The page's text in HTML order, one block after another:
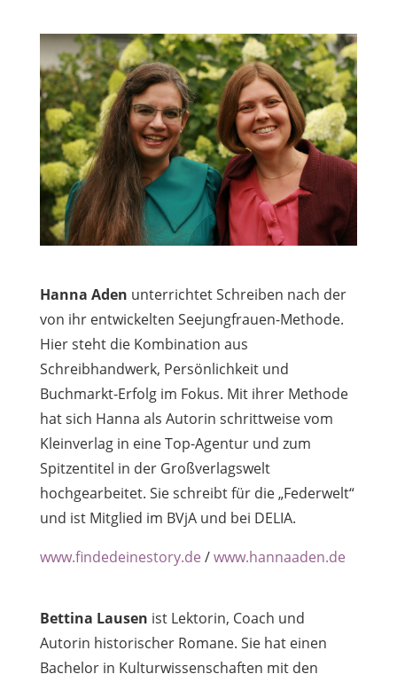
Hanna Aden unterrichtet Schreiben nach der
von ihr entwickelten Seejungfrauen-Methode.
Hier steht die Kombination aus
Schreibhandwerk, Persönlichkeit und
Buchmarkt-Erfolg im Fokus. Mit ihrer Methode
hat sich Hanna als Autorin schrittweise vom
Kleinverlag in eine Top-Agentur und zum
Spitzentitel in der Großverlagswelt
hochgearbeitet. Sie schreibt für die „Federwelt“
und ist Mitglied im BVjA und bei DELIA.
www.findedeinestory.de /www.hannaaden.de
Bettina Lausen ist Lektorin, Coach und
Autorin historischer Romane. Sie hat einen
Bachelor in Kulturwissenschaften mit den